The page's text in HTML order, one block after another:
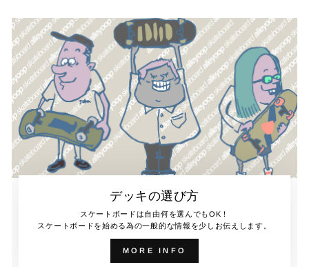
デッキの選び方
スケートボードは自由何を選んでもOK！
スケートボードを始める為の一般的な情報を少しお伝えします。
MORE INFO